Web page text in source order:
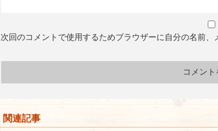
次回のコメントで使用するためブラウザーに自分の名前、
関連記事